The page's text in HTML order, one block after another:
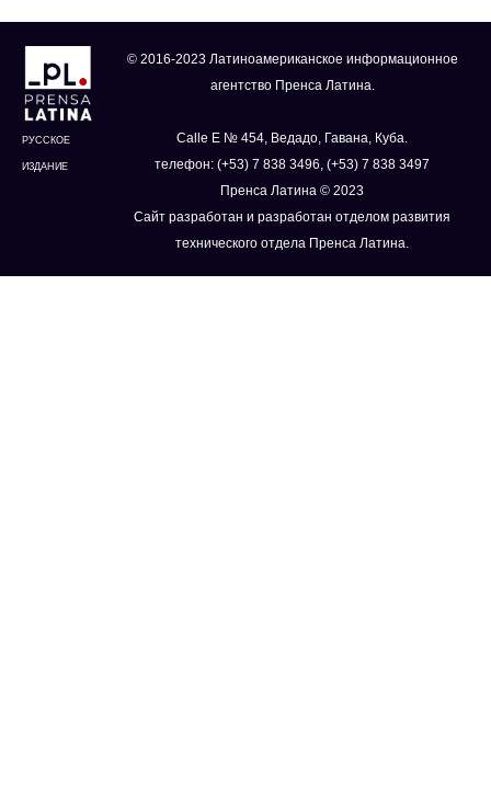
РУССКОЕ
ИЗДАНИЕ
© 2016-2023 Латиноамериканское информационное
агентство Пренса Латина.
Calle E № 454, Ведадо, Гавана, Куба.
телефон: (+53) 7 838 3496, (+53) 7 838 3497
Пренса Латина © 2023
Сайт разработан и разработан отделом развития
технического отдела Пренса Латина.